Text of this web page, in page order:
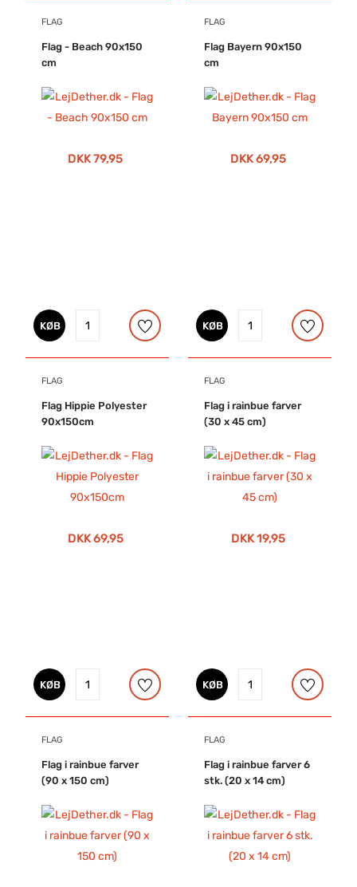
FLAG
Flag - Beach 90x150
cm
DKK 79,95
KØB
FLAG
Flag Bayern 90x150
cm
DKK 69,95
KØB
FLAG
Flag Hippie Polyester
90x150cm
DKK 69,95
KØB
FLAG
Flag i rainbue farver
(30 x 45 cm)
DKK 19,95
KØB
FLAG
Flag i rainbue farver
(90 x 150 cm)
FLAG
Flag i rainbue farver 6
stk. (20 x 14 cm)